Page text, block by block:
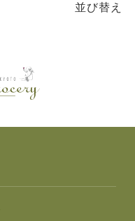
並び替え